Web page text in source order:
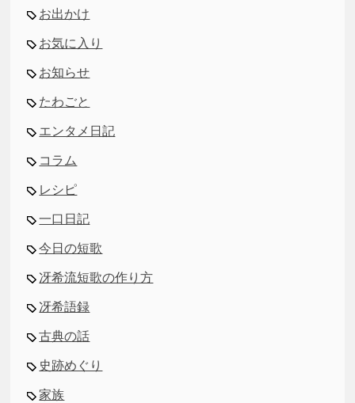
お出かけ
お気に入り
お知らせ
たわごと
エンタメ日記
コラム
レシピ
一口日記
今日の短歌
冴希流短歌の作り方
冴希語録
古典の話
史跡めぐり
家族